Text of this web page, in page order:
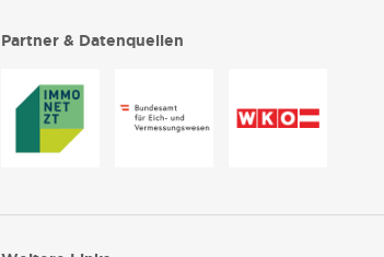
Partner & Datenquellen